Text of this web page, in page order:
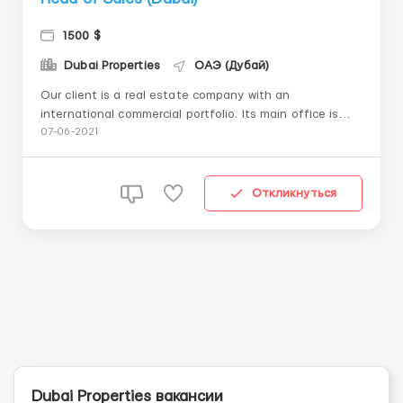
1500 $
Dubai Properties ОАЭ (Дубай)
Our client is a real estate company with an
international commercial portfolio. Its main office is
located in Dubai and they have a network of
provides a full range of real estate servi...
07-06-2021
Откликнуться
Dubai Properties вакансии